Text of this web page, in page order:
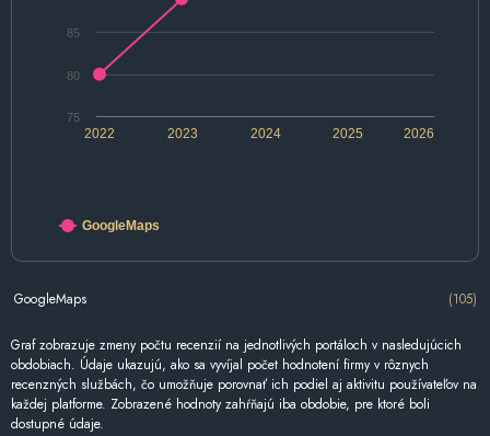
2022 2024 2026
2023 2025
75
80
85
GoogleMaps
GoogleMaps (105)
Graf zobrazuje zmeny počtu recenzií na jednotlivých portáloch v nasledujúcich
obdobiach. Údaje ukazujú, ako sa vyvíjal počet hodnotení firmy v rôznych
recenzných službách, čo umožňuje porovnať ich podiel aj aktivitu používateľov na
každej platforme. Zobrazené hodnoty zahŕňajú iba obdobie, pre ktoré boli
dostupné údaje.